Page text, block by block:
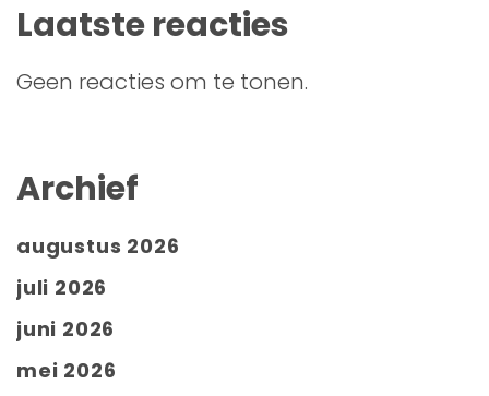
Laatste reacties
Geen reacties om te tonen.
Archief
augustus 2026
juli 2026
juni 2026
mei 2026